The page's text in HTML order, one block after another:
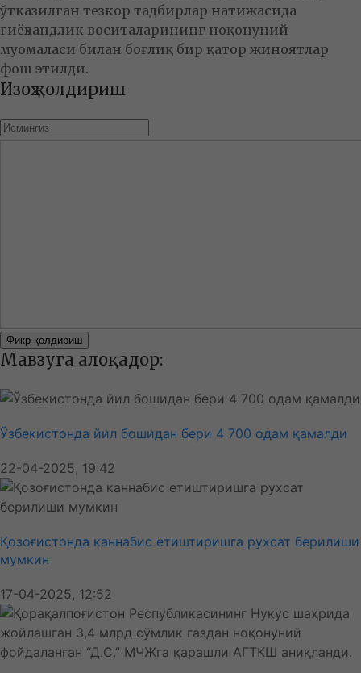
ўтказилган тезкор тадбирлар натижасида
гиёҳвандлик воситаларининг ноқонуний
муомаласи билан боғлиқ бир қатор жиноятлар
фош этилди.
Изоҳ қолдириш
Фикр қолдириш
Мавзуга алоқадор:
Ўзбекистонда йил бошидан бери 4 700 одам қамалди
22-04-2025, 19:42
Қозоғистонда каннабис етиштиришга рухсат берилиши
мумкин
17-04-2025, 12:52